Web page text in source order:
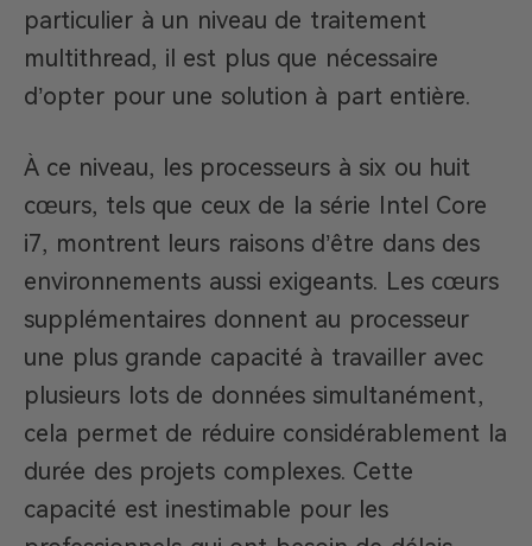
particulier à un niveau de traitement
multithread, il est plus que nécessaire
d’opter pour une solution à part entière.
À ce niveau, les processeurs à six ou huit
cœurs, tels que ceux de la série Intel Core
i7, montrent leurs raisons d’être dans des
environnements aussi exigeants. Les cœurs
supplémentaires donnent au processeur
une plus grande capacité à travailler avec
plusieurs lots de données simultanément,
cela permet de réduire considérablement la
durée des projets complexes. Cette
capacité est inestimable pour les